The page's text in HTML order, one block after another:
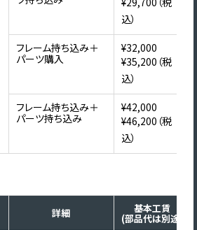
込）
フレーム持ち込み＋
パーツ購入
¥32,000
¥35,200（税
込）
フレーム持ち込み＋
パーツ持ち込み
¥42,000
¥46,200（税
込）
詳細 基本工賃
(部品代は別途)